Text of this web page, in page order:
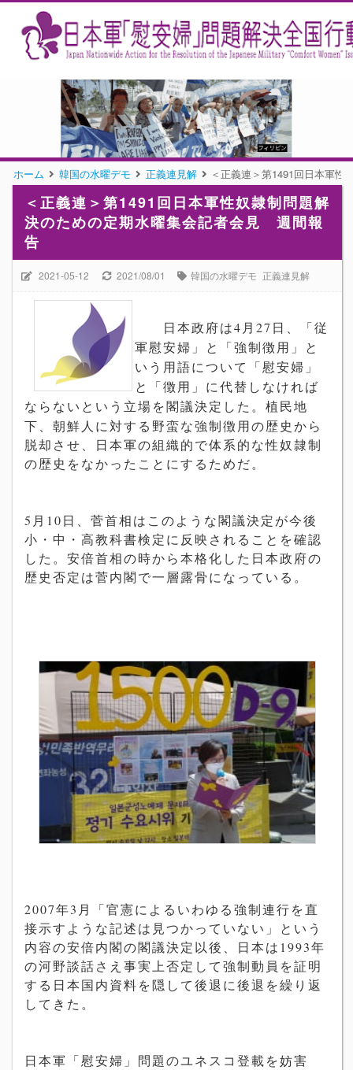
ホーム 韓国の水曜デモ 正義連見解 ＜正義連＞第1491回日本軍
＜正義連＞第1491回日本軍性奴隷制問題解
決のための定期水曜集会記者会見 週間報
告
2021-05-12 2021/08/01 韓国の水曜デモ 正義連見解
日本政府は4月 27 日、「従
軍慰安婦」と「強制徴用」と
いう用語について「慰安婦」
と「徴用」に代替しなければ
ならないという立場を閣議決定した。 植民地
下、朝鮮人 に対する野蛮な強制徴用の歴史から
脱却させ、日本軍の組織的で体系的な性奴隷制
の歴史をなかったことにするためだ。
5 月 10日、菅首相はこのような閣議決定が今後
小・中・高教科書検定に反映されることを確認
した。安倍首相の時から本格化した日本政府の
歴史否定は菅内閣で一層露骨になっている。
2007年3 月「官憲によるいわゆる強制連行を直
接示すような記述は見つかっていない」という
内容の安倍内閣の閣議決定以後、日本は 1993年
の河野談話さえ事実上否定して強制動員を証明
する日本国内資料を隠して後退に後退を繰り返
してきた。
日本軍「慰安婦」問題のユネスコ登載を妨害